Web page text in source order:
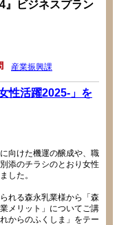
』ビジネスプラン
産業振興課
性活躍2025-」を
向けた機運の醸成や、職
添のチラシのとおり女性
した。
れる森永乳業様から「森
メリット」についてご講
からのふくしま」をテー